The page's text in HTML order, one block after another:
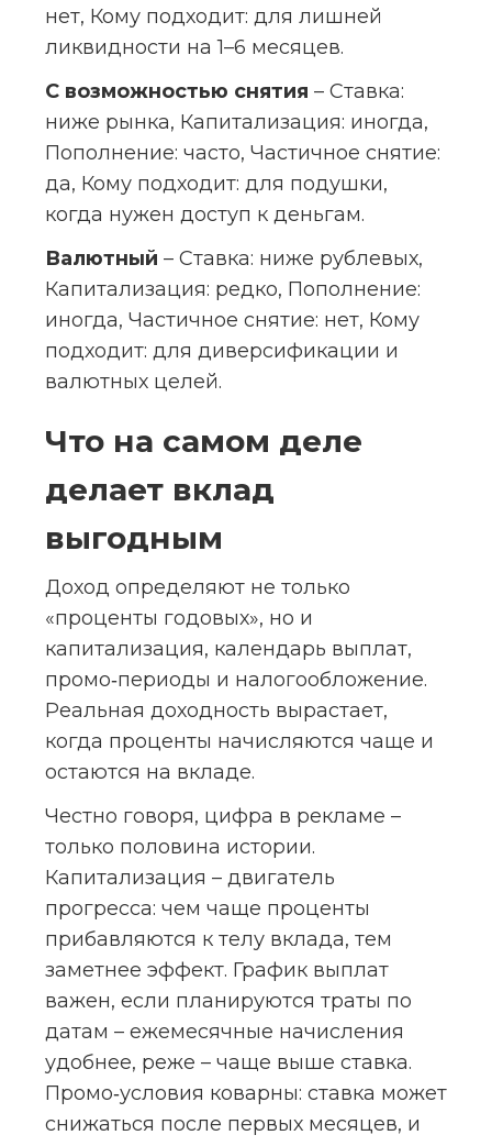
нет, Кому подходит: для лишней
ликвидности на 1–6 месяцев.
С возможностью снятия – Ставка:
ниже рынка, Капитализация: иногда,
Пополнение: часто, Частичное снятие:
да, Кому подходит: для подушки,
когда нужен доступ к деньгам.
Валютный – Ставка: ниже рублевых,
Капитализация: редко, Пополнение:
иногда, Частичное снятие: нет, Кому
подходит: для диверсификации и
валютных целей.
Что на самом деле
делает вклад
выгодным
Доход определяют не только
«проценты годовых», но и
капитализация, календарь выплат,
промо‑периоды и налогообложение.
Реальная доходность вырастает,
когда проценты начисляются чаще и
остаются на вкладе.
Честно говоря, цифра в рекламе –
только половина истории.
Капитализация – двигатель
прогресса: чем чаще проценты
прибавляются к телу вклада, тем
заметнее эффект. График выплат
важен, если планируются траты по
датам – ежемесячные начисления
удобнее, реже – чаще выше ставка.
Промо‑условия коварны: ставка может
снижаться после первых месяцев, и